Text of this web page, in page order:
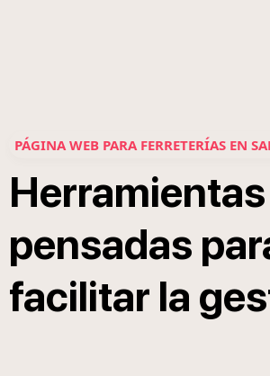
PÁGINA WEB PARA FERRETERÍAS EN
Herramientas
pensadas
facilitar la